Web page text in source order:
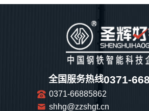
感谢您的认可，期待以后和您还有很
2025-11-08 14:06:11
2025-11-07
全国服务热线0371-
0371-66885862
shhg@zzshgt.cn